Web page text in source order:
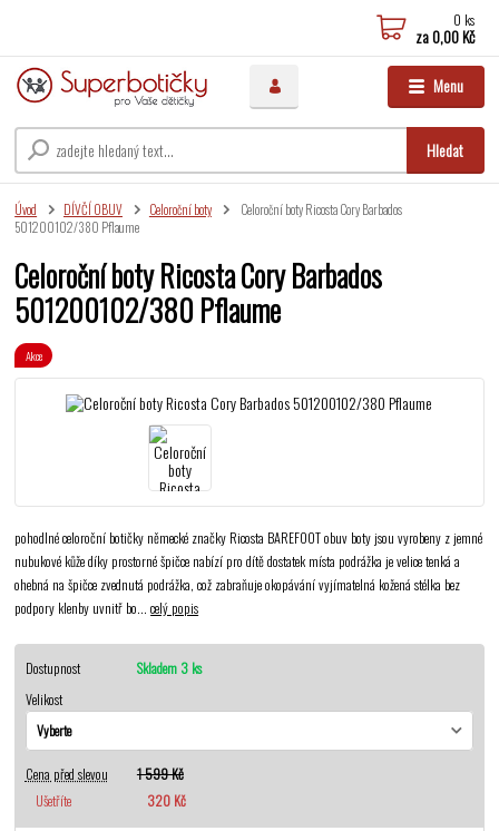
Menu
Hledat
0 ks
za0,00 Kč
Úvod DÍVČÍ OBUV Celoroční boty
Celoroční boty Ricosta Cory Barbados
501200102/380 Pflaume
Celoroční boty Ricosta Cory Barbados
501200102/380 Pflaume
Akce
pohodlné celoroční botičky německé značky Ricosta BAREFOOT obuv boty jsou vyrobeny z jemné
nubukové kůže díky prostorné špičce nabízí pro dítě dostatek místa podrážka je velice tenká a
ohebná na špičce zvednutá podrážka, což zabraňuje okopávání vyjímatelná kožená stélka bez
podpory klenby uvnitř bo...celý popis
Dostupnost
Skladem 3 ks
Velikost
Cena před slevou
1 599 Kč
Ušetříte
320 Kč